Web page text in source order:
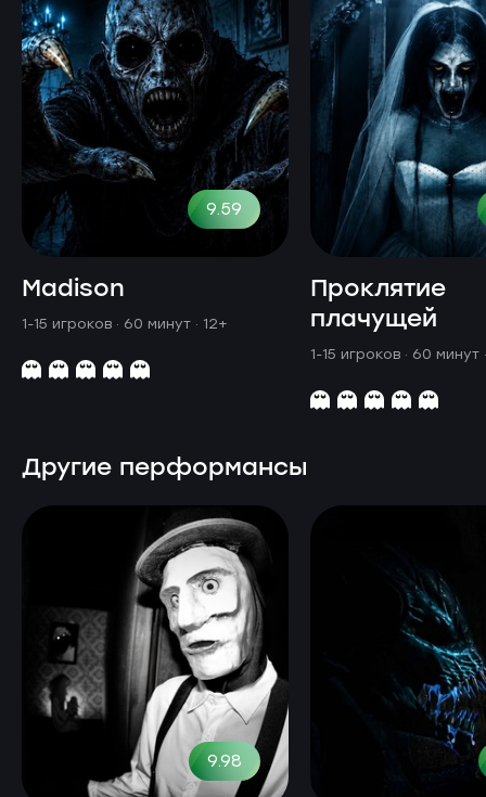
9.59
Madison
1-15 игроков · 60 минут · 12+
Проклятие
плачущей
1-15 игроков · 60 минут
Другие перформансы
9.98